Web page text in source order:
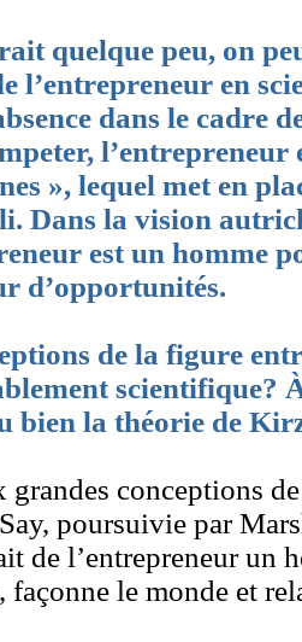
quelque peu, on
l’entrepreneur en
dans le cadre
», lequel met en
Dans la vision
est un homme
d’opportunités.
de la figure
scientifique?
bien la théorie de
conceptions
poursuivie par
de l’entrepreneur un
le monde et